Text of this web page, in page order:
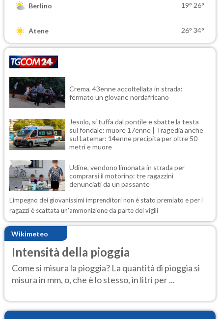
Berlino 19° 26°
Atene 26° 34°
Crema, 43enne accoltellata in strada:
fermato un giovane nordafricano
Jesolo, si tuffa dal pontile e sbatte la testa
sul fondale: muore 17enne | Tragedia anche
sul Latemar: 14enne precipita per oltre 50
metri e muore
Udine, vendono limonata in strada per
comprarsi il motorino: tre ragazzini
denunciati da un passante
L'impegno dei giovanissimi imprenditori non è stato premiato e per i
ragazzi è scattata un'ammonizione da parte dei vigili
Wikimeteo
Intensità della pioggia
Come si misura la pioggia? La quantità di pioggia si
misura in mm, o, che è lo stesso, in litri per ...